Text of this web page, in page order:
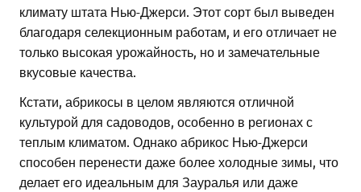
климату штата Нью-Джерси. Этот сорт был выведен
благодаря селекционным работам, и его отличает не
только высокая урожайность, но и замечательные
вкусовые качества.
Кстати, абрикосы в целом являются отличной
культурой для садоводов, особенно в регионах с
теплым климатом. Однако абрикос Нью-Джерси
способен перенести даже более холодные зимы, что
делает его идеальным для Зауралья или даже